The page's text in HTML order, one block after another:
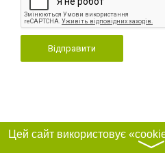
Відправити
〉